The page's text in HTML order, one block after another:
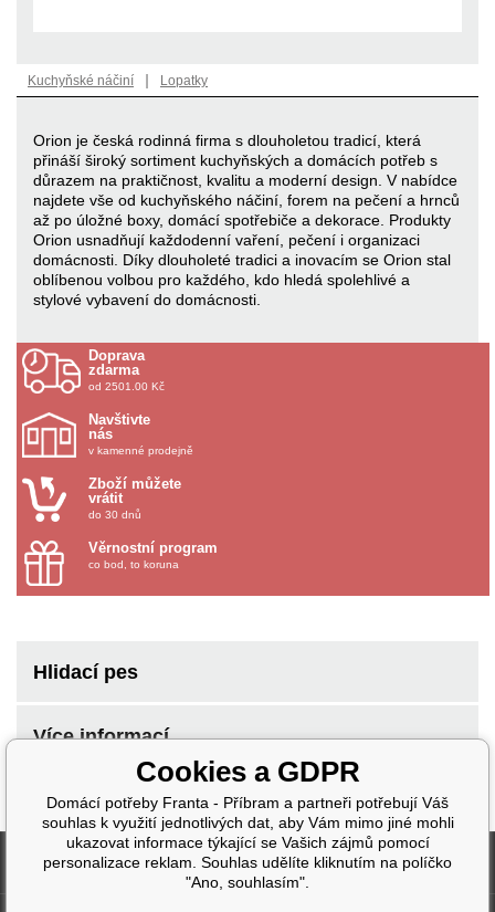
Kuchyňské náčiní | Lopatky
Orion je česká rodinná firma s dlouholetou tradicí, která
přináší široký sortiment kuchyňských a domácích potřeb s
důrazem na praktičnost, kvalitu a moderní design. V nabídce
najdete vše od kuchyňského náčiní, forem na pečení a hrnců
až po úložné boxy, domácí spotřebiče a dekorace. Produkty
Orion usnadňují každodenní vaření, pečení i organizaci
domácnosti. Díky dlouholeté tradici a inovacím se Orion stal
oblíbenou volbou pro každého, kdo hledá spolehlivé a
stylové vybavení do domácnosti.
Doprava
zdarma
od 2501.00 Kč
Navštivte
nás
v kamenné prodejně
Zboží můžete
vrátit
do 30 dnů
Věrnostní program
co bod, to koruna
Hlidací pes
Více informací
Fakturační údaje
Cookies a GDPR
Domácí potřeby Franta - Příbram a partneři potřebují Váš
souhlas k využití jednotlivých dat, aby Vám mimo jiné mohli
ukazovat informace týkající se Vašich zájmů pomocí
personalizace reklam. Souhlas udělíte kliknutím na políčko
"Ano, souhlasím".